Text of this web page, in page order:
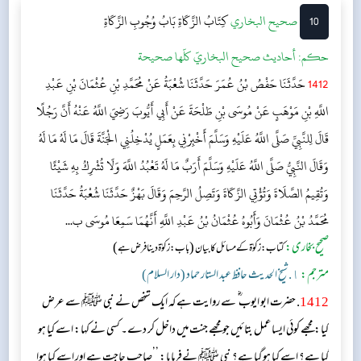
10 ‌‌صحيح البخاريكِتَابُ الزَّكَاةِبَابُ وُجُوبِ الزَّكَاةِ
حکم:أحاديث صحيح البخاريّ كلّها صحيحة
1412حَدَّثَنَا حَفْصُ بْنُ عُمَرَ حَدَّثَنَا شُعْبَةُ عَنْ مُحَمَّدِ بْنِ عُثْمَانَ بْنِ عَبْدِ
اللَّهِ بْنِ مَوْهَبٍ عَنْ مُوسَى بْنِ طَلْحَةَ عَنْ أَبِي أَيُّوبَ رَضِيَ اللَّهُ عَنْهُ أَنَّ رَجُلًا
قَالَ لِلنَّبِيِّ صَلَّى اللَّهُ عَلَيْهِ وَسَلَّمَ أَخْبِرْنِي بِعَمَلٍ يُدْخِلُنِي الْجَنَّةَ قَالَ مَا لَهُ مَا لَهُ
وَقَالَ النَّبِيُّ صَلَّى اللَّهُ عَلَيْهِ وَسَلَّمَ أَرَبٌ مَا لَهُ تَعْبُدُ اللَّهَ وَلَا تُشْرِكُ بِهِ شَيْئًا
وَتُقِيمُ الصَّلَاةَ وَتُؤْتِي الزَّكَاةَ وَتَصِلُ الرَّحِمَ وَقَالَ بَهْزٌ حَدَّثَنَا شُعْبَةُ حَدَّثَنَا
مُحَمَّدُ بْنُ عُثْمَانَ وَأَبُوهُ عُثْمَانُ بْنُ عَبْدِ اللَّهِ أَنَّهُمَا سَمِعَا مُوسَى ب...
صحیح بخاری:کتاب: زکوٰۃ کے مسائل کا بیان(باب: زکوٰۃ دینا فرض ہے)
مترجم: ١. شیخ الحدیث حافظ عبد الستار حماد (دار السلام)
1412 . حضرت ابو ایوب ؓ سے روایت ہے کہ ایک شخص نے نبی ﷺ سے عرض
کیا: مجھے کوئی ایسا عمل بتائیں جو مجھے جنت میں داخل کر دے۔ کسی نے کہا: اسے کیا ہو